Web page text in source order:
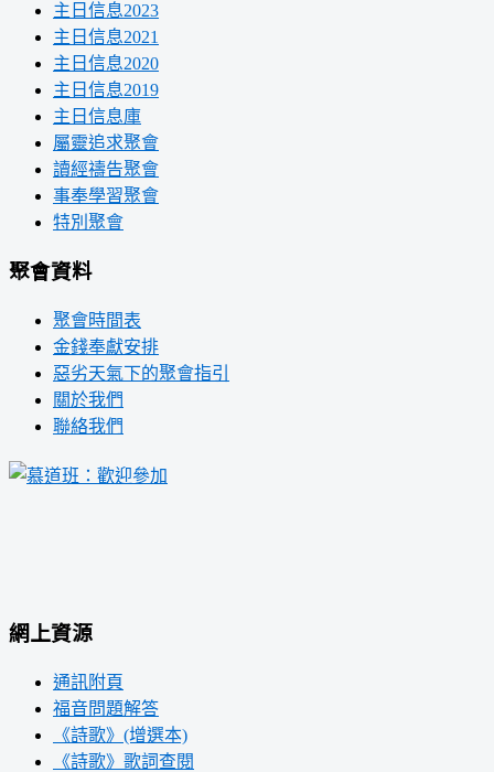
主日信息2023
主日信息2021
主日信息2020
主日信息2019
主日信息庫
屬靈追求聚會
讀經禱告聚會
事奉學習聚會
特別聚會
聚會資料
聚會時間表
金錢奉獻安排
惡劣天氣下的聚會指引
關於我們
聯絡我們
網上資源
通訊附頁
福音問題解答
《詩歌》(增選本)
《詩歌》歌詞查閱